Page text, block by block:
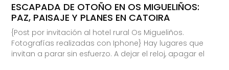
ESCAPADA DE OTOÑO EN OS MIGUELIÑOS:
PAZ, PAISAJE Y PLANES EN CATOIRA
{Post por invitación al hotel rural Os Migueliños.
Fotografías realizadas con Iphone} Hay lugares que
invitan a parar sin esfuerzo. A dejar el reloj, apagar el